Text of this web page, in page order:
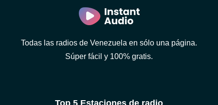
Todas las radios de Venezuela en sólo una página.
Súper fácil y 100% gratis.
Top 5 Estaciones de radio